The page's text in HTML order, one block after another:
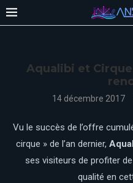
Aqualibi et
14 décembre 2017
Vu le succès de l’offre
cirque » de l’an dernier,
ses visiteurs de profiter
qualité en